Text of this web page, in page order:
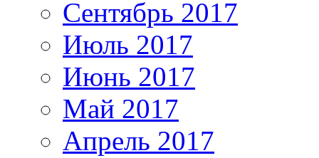
Сентябрь 2017
Июль 2017
Июнь 2017
Май 2017
Апрель 2017